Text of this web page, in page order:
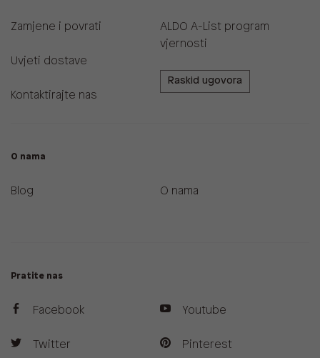
Zamjene i povrati
Uvjeti dostave
Kontaktirajte nas
ALDO A-List program
vjernosti
Raskid ugovora
O nama
Blog O nama
Pratite nas
Facebook
Twitter
Youtube
Pinterest